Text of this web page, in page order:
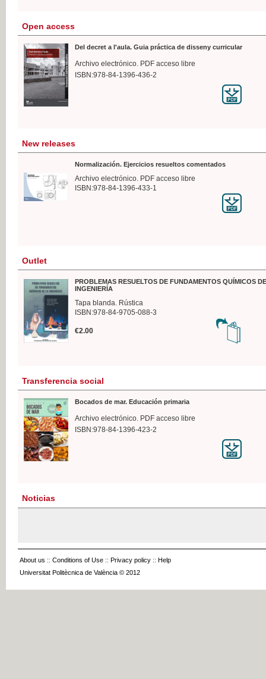
Open access
Del decret a l'aula. Guia práctica de disseny curricular
Archivo electrónico. PDF acceso libre
ISBN:978-84-1396-436-2
New releases
Normalización. Ejercicios resueltos comentados
Archivo electrónico. PDF acceso libre
ISBN:978-84-1396-433-1
Outlet
PROBLEMAS RESUELTOS DE FUNDAMENTOS QUÍMICOS
INGENIERÍA
Tapa blanda. Rústica
ISBN:978-84-9705-088-3
€2.00
Transferencia social
Bocados de mar. Educación primaria
Archivo electrónico. PDF acceso libre
ISBN:978-84-1396-423-2
Noticias
About us :: Conditions of Use :: Privacy policy :: Help
Universitat Politècnica de València © 2012